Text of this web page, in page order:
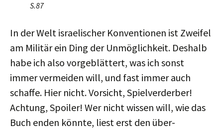
S.87
In der Welt israelischer Konventionen ist Zweifel
am Militär ein Ding der Unmöglichkeit. Deshalb
habe ich also vorgeblättert, was ich sonst
immer vermeiden will, und fast immer auch
schaffe. Hier nicht. Vorsicht, Spielverderber!
Achtung, Spoiler! Wer nicht wissen will, wie das
Buch enden könnte, liest erst den über-